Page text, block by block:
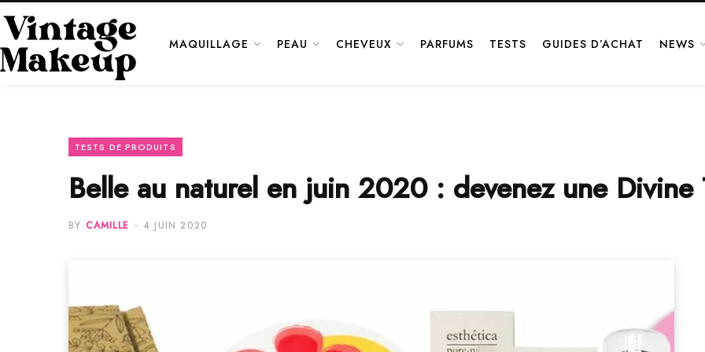
MAQUILLAGE PEAU CHEVEUX PARFUMS TESTS GUIDES D’ACHAT NEWS
TESTS DE PRODUITS
Belle au naturel en juin 2020 : devenez une Divine
BY CAMILLE 4 JUIN 2020